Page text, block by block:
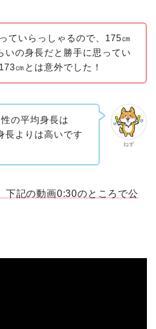
ていらっしゃるので、175㎝
いの身長だと勝手に思ってい
㎝とは意外でした！
ねず
の平均身長は
長よりは高いです
下記の動画0:30のところで公